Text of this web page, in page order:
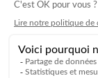
Nos services
Nos secteurs
Service client